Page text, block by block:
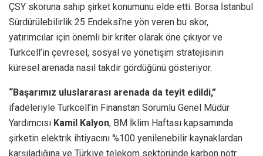
ÇSY skoruna sahip şirket konumunu elde etti. Borsa İstanbul
Sürdürülebilirlik 25 Endeksi’ne yön veren bu skor,
yatırımcılar için önemli bir kriter olarak öne çıkıyor ve
Turkcell’in çevresel, sosyal ve yönetişim stratejisinin
küresel arenada nasıl takdir gördüğünü gösteriyor.
“Başarımız uluslararası arenada da teyit edildi,”
ifadeleriyle Turkcell’in Finanstan Sorumlu Genel Müdür
Yardımcısı Kamil Kalyon, BM İklim Haftası kapsamında
şirketin elektrik ihtiyacını %100 yenilenebilir kaynaklardan
karşıladığına ve Türkiye telekom sektöründe karbon nötr